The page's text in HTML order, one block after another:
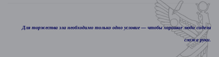
Для торжества зла необходимо только одно условие — чтобы хорошие люди сидели
сложа руки.